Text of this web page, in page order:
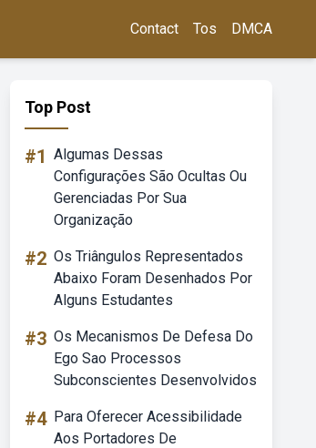
Contact Tos DMCA
Top Post
#1 Algumas Dessas
Configurações São Ocultas Ou
Gerenciadas Por Sua
Organização
#2 Os Triângulos Representados
Abaixo Foram Desenhados Por
Alguns Estudantes
#3 Os Mecanismos De Defesa Do
Ego Sao Processos
Subconscientes Desenvolvidos
#4 Para Oferecer Acessibilidade
Aos Portadores De